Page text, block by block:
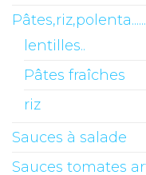
lentilles..
Pâtes fraîches
riz
Sauces à salade
Sauces tomates